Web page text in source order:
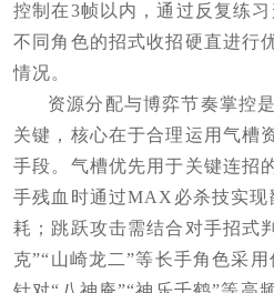
控制在3帧以内，通过反复练
不同角色的招式收招硬直进行
情况。
资源分配与博弈节奏掌控
关键，核心在于合理运用气槽
手段。气槽优先用于关键连招
手残血时通过MAX必杀技实现
耗；跳跃攻击需结合对手招式
克”“山崎龙二”等长手角色采